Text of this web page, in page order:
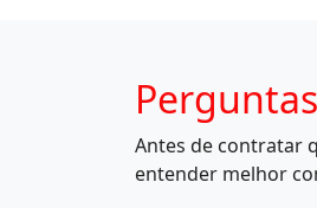
Antes de contratar
entender melhor